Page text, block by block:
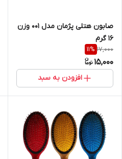
صابون هتلی پژمان مدل 001 وزن
16 گرم
17,000
11%
15,000
افزودن به سبد